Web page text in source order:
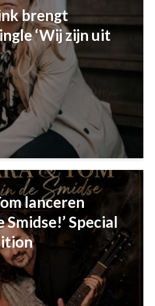
brengt
‘Wij zijn uit
lanceren
Smidse!’ Special